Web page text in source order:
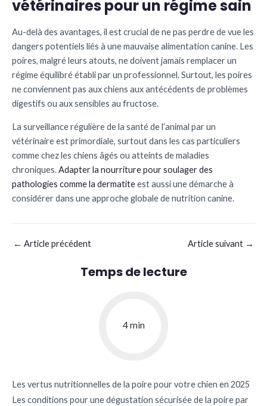
vétérinaires pour un régime sain
Au-delà des avantages, il est crucial de ne pas perdre de vue les
dangers potentiels liés à une mauvaise alimentation canine. Les
poires, malgré leurs atouts, ne doivent jamais remplacer un
régime équilibré établi par un professionnel. Surtout, les poires
ne conviennent pas aux chiens aux antécédents de problèmes
digestifs ou aux sensibles au fructose.
La surveillance régulière de la santé de l’animal par un
vétérinaire est primordiale, surtout dans les cas particuliers
comme chez les chiens âgés ou atteints de maladies
chroniques.Adapter la nourriture pour soulager des
pathologies comme la dermatiteest aussi une démarche à
considérer dans une approche globale de nutrition canine.
← Article précédent Article suivant →
Temps de lecture
4 min
Les vertus nutritionnelles de la poire pour votre chien en 2025
Les conditions pour une dégustation sécurisée de la poire par